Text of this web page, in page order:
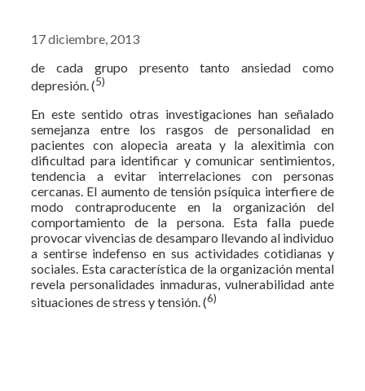
17 diciembre, 2013
de cada grupo presento tanto ansiedad como
depresión. (5)
En este sentido otras investigaciones han señalado
semejanza entre los rasgos de personalidad en
pacientes con alopecia areata y la alexitimia con
dificultad para identificar y comunicar sentimientos,
tendencia a evitar interrelaciones con personas
cercanas. El aumento de tensión psíquica interfiere de
modo contraproducente en la organización del
comportamiento de la persona. Esta falla puede
provocar vivencias de desamparo llevando al individuo
a sentirse indefenso en sus actividades cotidianas y
sociales. Esta característica de la organización mental
revela personalidades inmaduras, vulnerabilidad ante
situaciones de stress y tensión. (6)